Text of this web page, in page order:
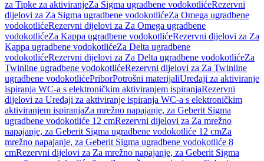
za Tipke za aktiviranjeZa Sigma ugradbene vodokotlićeRezervni
dijelovi za Za Sigma ugradbene vodokotlićeZa Omega ugradbene
vodokotlićeRezervni dijelovi za Za Omega ugradbene
vodokotlićeZa Kappa ugradbene vodokotlićeRezervni dijelovi za Za
Kappa ugradbene vodokotlićeZa Delta ugradbene
vodokotlićeRezervni dijelovi za Za Delta ugradbene vodokotlićeZa
Twinline ugradbene vodokotlićeRezervni dijelovi za Za Twinline
ugradbene vodokotlićePriborPotrošni materijaliUređaji za aktiviranje
ispiranja WC-a s elektroničkim aktiviranjem ispiranjaRezervni
dijelovi za Uređaji za aktiviranje ispiranja WC-a s elektroničkim
aktiviranjem ispiranjaZa mrežno napajanje, za Geberit Sigma
ugradbene vodokotliće 12 cmRezervni dijelovi za Za mrežno
napajanje, za Geberit Sigma ugradbene vodokotliće 12 cmZa
mrežno napajanje, za Geberit Sigma ugradbene vodokotliće 8
cmRezervni dijelovi za Za mrežno napajanje, za Geberit Sigma